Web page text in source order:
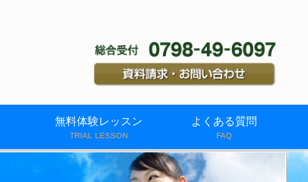
無料体験レッスン
TRIAL LESSON
よくある質問
FAQ